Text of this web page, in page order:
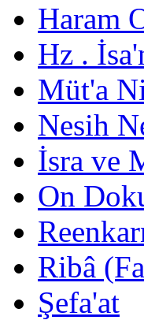
Haram
Hz .
Müt'a
Nesih
İsra ve
On
Ribâ
Şefa'at